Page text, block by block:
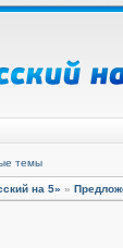
темы
на 5» »